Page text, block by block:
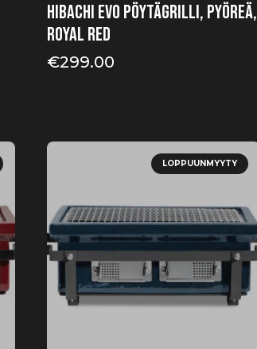
HIBACHI EVO pöytägrilli, Pyöreä,
Royal Red
€299.00
LOPPUUNMYYTY